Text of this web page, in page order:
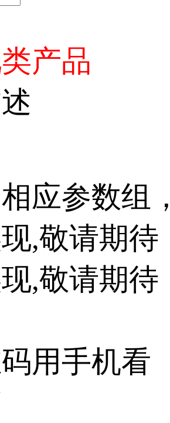
产品
应参数组
,敬请期待
,敬请期待
用手机看